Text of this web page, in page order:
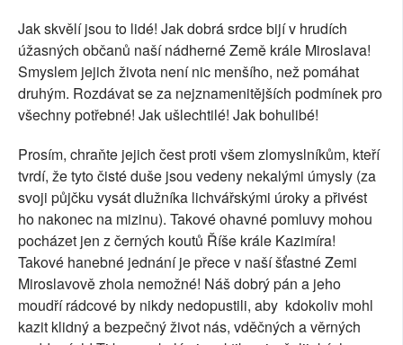
Jak skvělí jsou to lidé! Jak dobrá srdce bijí v hrudích
úžasných občanů naší nádherné Země krále Miroslava!
Smyslem jejich života není nic menšího, než pomáhat
druhým. Rozdávat se za nejznamenitějších podmínek pro
všechny potřebné! Jak ušlechtilé! Jak bohulibé!
Prosím, chraňte jejich čest proti všem zlomyslníkům, kteří
tvrdí, že tyto čisté duše jsou vedeny nekalými úmysly (za
svoji půjčku vysát dlužníka lichvářskými úroky a přivést
ho nakonec na mizinu). Takové ohavné pomluvy mohou
pocházet jen z černých koutů Říše krále Kazimíra!
Takové hanebné jednání je přece v naší šťastné Zemi
Miroslavově zhola nemožné! Náš dobrý pán a jeho
moudří rádcové by nikdy nedopustili, aby kdokoliv mohl
kazit klidný a bezpečný život nás, vděčných a věrných